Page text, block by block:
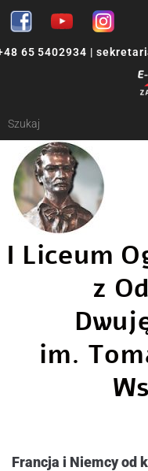
65 5402934 |
I Liceum
z
im.
Francja i Niemcy od